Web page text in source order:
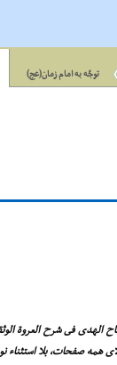
توجّه به امام زمان(عج)
الهدى فى شرح العروة
همه صفحات، بلا